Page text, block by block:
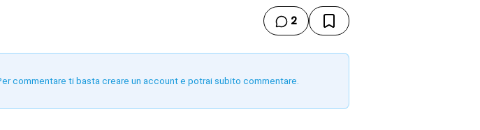
2
commentare ti basta creare un account e potrai subito commentare.